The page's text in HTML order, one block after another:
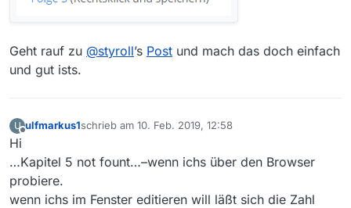
Geht rauf zu @styroll’s Post und mach das doch einfach
und gut ists.
U ulfmarkus1schrieb am 10. Feb. 2019, 12:58
zuletzt editiert von
Hi
…Kapitel 5 not fount…–wenn ichs über den Browser
probiere.
wenn ichs im Fenster editieren will läßt sich die Zahl